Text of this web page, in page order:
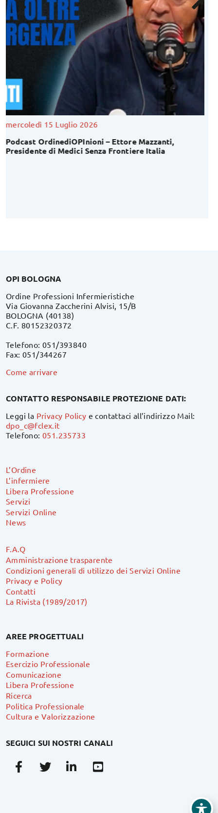
venerdì 10 Luglio 2026
Inaugurata “Corte Magi”: una nuova casa per i futuri
Infermieri a Pieve di Cento!
OPI BOLOGNA
Ordine Professioni Infermieristiche
Via Giovanna Zaccherini Alvisi, 15/B
BOLOGNA (40138)
C.F. 80152320372
Telefono: 051/393840
Fax: 051/344267
Come arrivare
CONTATTO RESPONSABILE PROTEZIONE DATI:
Leggi la Privacy Policy e contattaci all’indirizzo Mail:
dpo_c@fclex.it
Telefono:051.235733
L’Ordine
L’infermiere
Libera Professione
Servizi
Servizi Online
News
F.A.Q
Amministrazione trasparente
Condizioni generali di utilizzo dei Servizi Online
Privacy e Policy
Contatti
La Rivista (1989/2017)
AREE PROGETTUALI
Formazione
Esercizio Professionale
Comunicazione
Libera Professione
Ricerca
Politica Professionale
Cultura e Valorizzazione
SEGUICI SUI NOSTRI CANALI
FacebookTwitterLinkedin